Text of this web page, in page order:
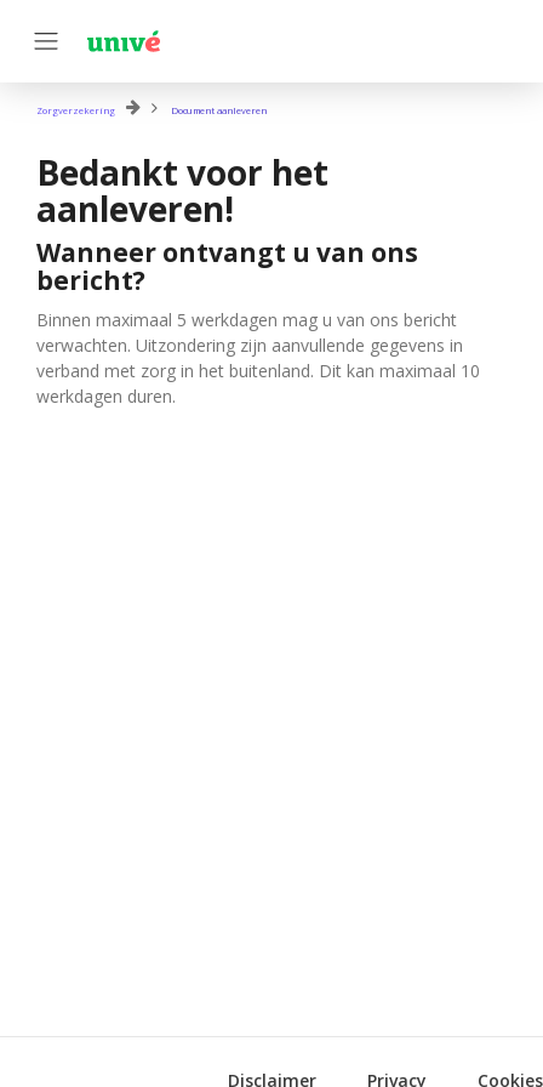
Zorgverzekering Document aanleveren
Bedankt voor het
aanleveren!
Wanneer ontvangt u van ons
bericht?
Binnen maximaal 5 werkdagen mag u van ons bericht
verwachten. Uitzondering zijn aanvullende gegevens in
verband met zorg in het buitenland. Dit kan maximaal 10
werkdagen duren.
Disclaimer Privacy Cookies